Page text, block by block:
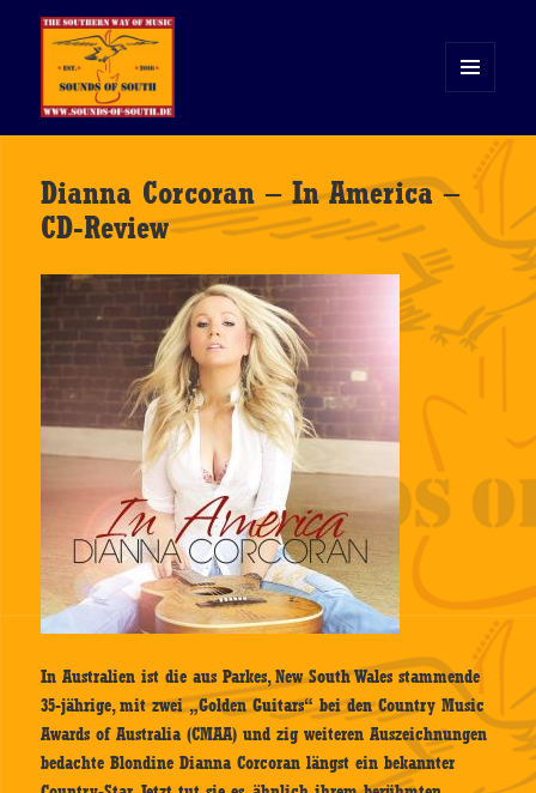
WIDGETS
Dianna Corcoran – In America –
CD-Review
In Australien ist die aus Parkes, New South Wales stammende
35-jährige, mit zwei „Golden Guitars“ bei den Country Music
Awards of Australia (CMAA) und zig weiteren Auszeichnungen
bedachte Blondine Dianna Corcoran längst ein bekannter